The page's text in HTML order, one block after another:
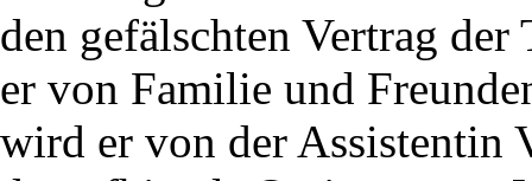
den gefälschten Vertrag
er von Familie und
wird er von der Assistentin